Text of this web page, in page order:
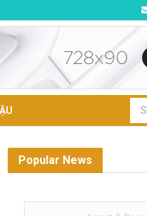
Popular News